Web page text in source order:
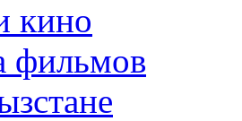
кино
фильмов